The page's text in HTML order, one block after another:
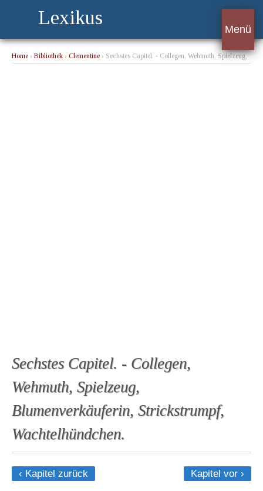
Lexikus
Menü
Home › Bibliothek › Clementine › Sechstes Capitel. - Collegen, Wehmuth, Spielzeug,
Sechstes Capitel. - Collegen,
Wehmuth, Spielzeug,
Blumenverkäuferin, Strickstrumpf,
Wachtelhündchen.
‹ Kapitel zurück Kapitel vor ›